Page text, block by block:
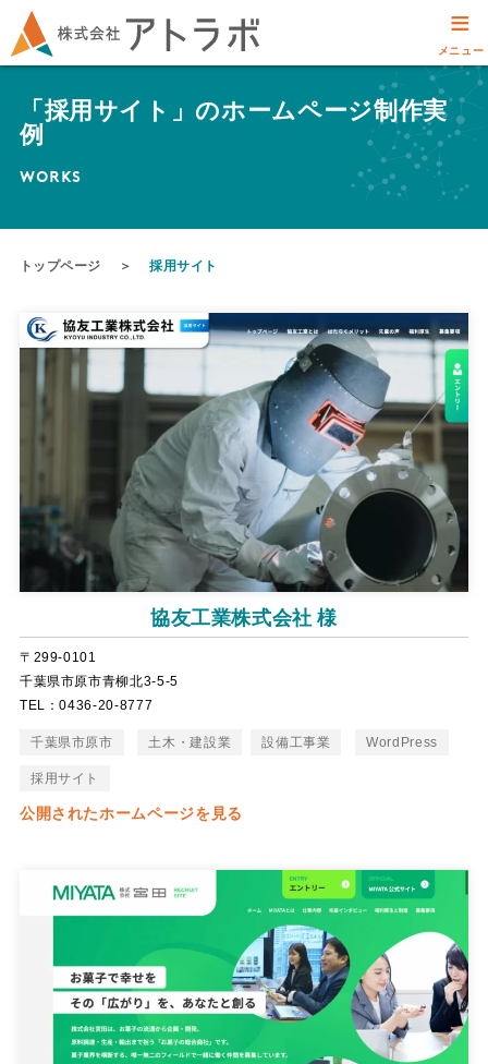
≡
メニュー
「採用サイト」のホームページ制作実
例
WORKS
トップページ ＞採用サイト
協友工業株式会社 様
〒299-0101
千葉県市原市青柳北3-5-5
TEL：0436-20-8777
千葉県市原市 土木・建設業 設備工事業 WordPress
採用サイト
公開されたホームページを見る